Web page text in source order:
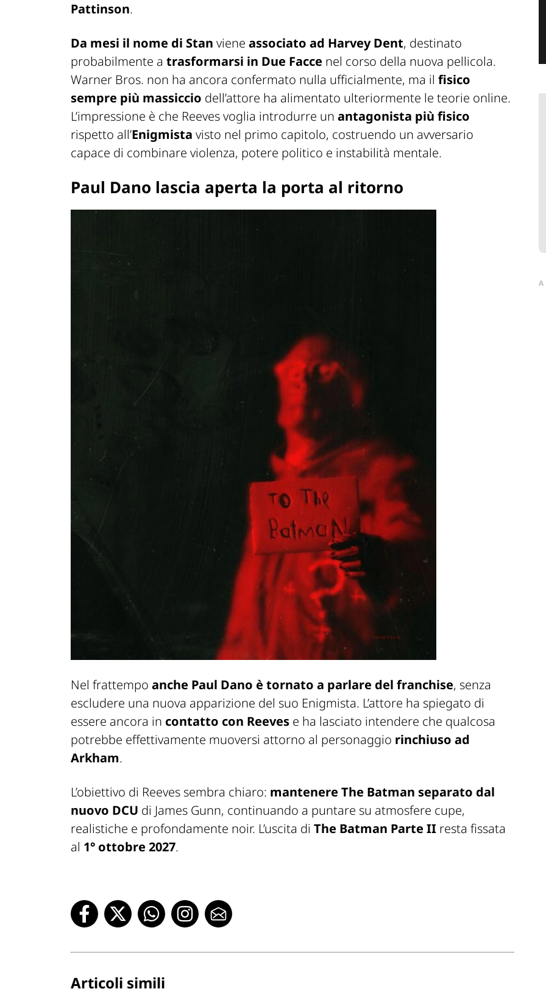
Pattinson.
Da mesi il nome di Stan viene associato ad Harvey Dent, destinato
probabilmente a trasformarsi in Due Facce nel corso della nuova pellicola.
Warner Bros. non ha ancora confermato nulla ufficialmente, ma il fisico
sempre più massiccio dell’attore ha alimentato ulteriormente le teorie online.
L’impressione è che Reeves voglia introdurre un antagonista più fisico
rispetto all’Enigmista visto nel primo capitolo, costruendo un avversario
capace di combinare violenza, potere politico e instabilità mentale.
Paul Dano lascia aperta la porta al ritorno
Nel frattempo anche Paul Dano è tornato a parlare del franchise, senza
escludere una nuova apparizione del suo Enigmista. L’attore ha spiegato di
essere ancora in contatto con Reeves e ha lasciato intendere che qualcosa
potrebbe effettivamente muoversi attorno al personaggio rinchiuso ad
Arkham.
L’obiettivo di Reeves sembra chiaro: mantenere The Batman separato dal
nuovo DCU di James Gunn, continuando a puntare su atmosfere cupe,
realistiche e profondamente noir. L’uscita di The Batman Parte II resta fissata
al 1° ottobre 2027.
Articoli simili